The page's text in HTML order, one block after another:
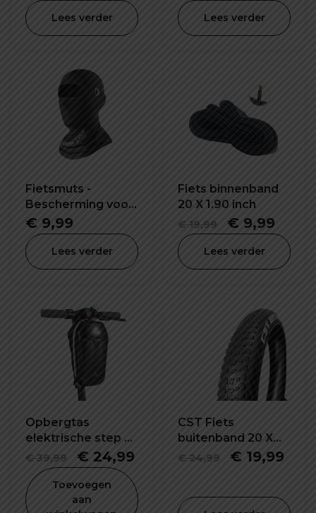
prijs
prijs
is:
Lees verder
prijs
prijs
is:
Lees verder
Fietsmuts -
Bescherming voor
het hele gezicht!
€ 9,99
Lees verder
Fiets binnenband
20 X 1.90 inch
€19,99
prijs
€ 9,99
prijs
is:
Lees verder
Opbergtas
elektrische step 5L
waterdicht en
schokbestendig
€39,99
Oorspronkelijke
was:
€ 24,99 Huidige
is:
Toevoegen
aan
CST Fiets
buitenband 20 X
2.40 inch
€24,99
was:
€ 19,99
is: